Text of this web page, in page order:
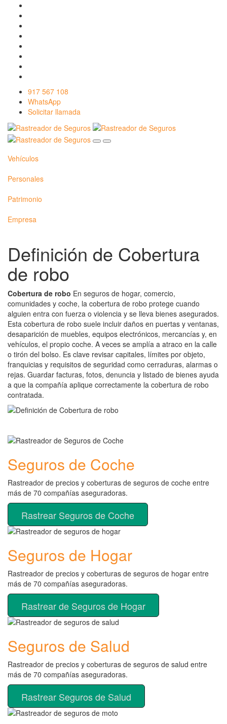
917 567 108
WhatsApp
Solicitar llamada
Vehículos
Personales
Patrimonio
Empresa
Definición de Cobertura
de robo
Cobertura de robo En seguros de hogar, comercio,
comunidades y coche, la cobertura de robo protege cuando
alguien entra con fuerza o violencia y se lleva bienes asegurados.
Esta cobertura de robo suele incluir daños en puertas y ventanas,
desaparición de muebles, equipos electrónicos, mercancías y, en
vehículos, el propio coche. A veces se amplía a atraco en la calle
o tirón del bolso. Es clave revisar capitales, límites por objeto,
franquicias y requisitos de seguridad como cerraduras, alarmas o
rejas. Guardar facturas, fotos, denuncia y listado de bienes ayuda
a que la compañía aplique correctamente la cobertura de robo
contratada.
Seguros de Coche
Rastreador de precios y coberturas de seguros de coche entre
más de 70 compañías aseguradoras.
Rastrear Seguros de Coche
Seguros de Hogar
Rastreador de precios y coberturas de seguros de hogar entre
más de 70 compañías aseguradoras.
Rastrear de Seguros de Hogar
Seguros de Salud
Rastreador de precios y coberturas de seguros de salud entre
más de 70 compañías aseguradoras.
Rastrear Seguros de Salud